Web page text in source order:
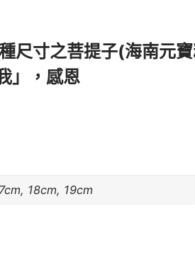
尺寸之菩提子(海南元
」，感恩
18cm, 19cm